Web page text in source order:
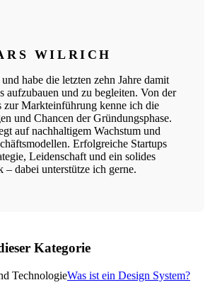
WILRICH
habe die letzten zehn Jahre damit
aufzubauen und zu begleiten. Von der
zur Markteinführung kenne ich die
und Chancen der Gründungsphase.
auf nachhaltigem Wachstum und
Erfolgreiche Startups
Leidenschaft und ein solides
– dabei unterstütze ich gerne.
Kategorie
TechnologieWas ist ein Design System?